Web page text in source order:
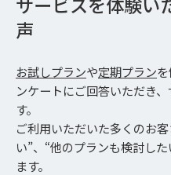
声
お試しプランや定期プラン
ンケートにご回答いただき
す。
ご利用いただいた多くのお
い”、“他のプランも検討し
ます。